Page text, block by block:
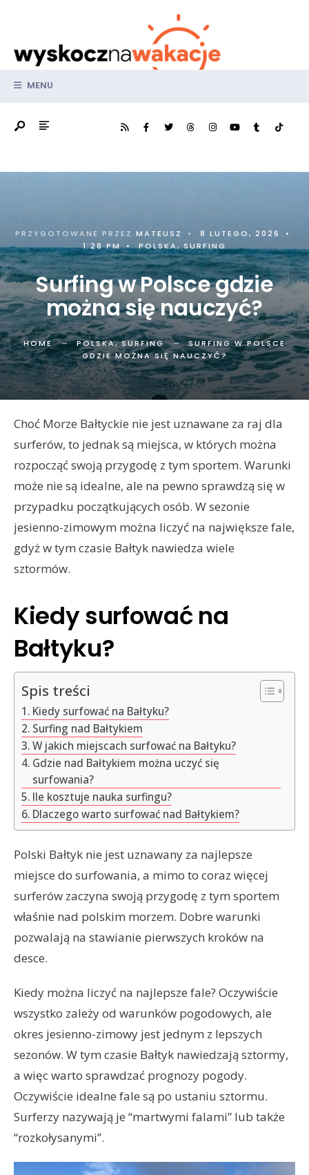
content
MENU
PRZYGOTOWANE PRZEZ MATEUSZ • 8 LUTEGO, 2026
•
1:28 PM • POLSKA,SURFING
Surfing w Polsce gdzie
można się nauczyć?
HOME POLSKA,SURFING
SURFING W POLSCE
GDZIE MOŻNA SIĘ NAUCZYĆ?
Choć Morze Bałtyckie nie jest uznawane za raj dla
surferów, to jednak są miejsca, w których można
rozpocząć swoją przygodę z tym sportem. Warunki
może nie są idealne, ale na pewno sprawdzą się w
przypadku początkujących osób. W sezonie
jesienno-zimowym można liczyć na największe fale,
gdyż w tym czasie Bałtyk nawiedza wiele
sztormów.
Kiedy surfować na
Bałtyku?
Spis treści
Kiedy surfować na Bałtyku?
Surfing nad Bałtykiem
W jakich miejscach surfować na Bałtyku?
Gdzie nad Bałtykiem można uczyć się
surfowania?
Ile kosztuje nauka surfingu?
Dlaczego warto surfować nad Bałtykiem?
Polski Bałtyk nie jest uznawany za najlepsze
miejsce do surfowania, a mimo to coraz więcej
surferów zaczyna swoją przygodę z tym sportem
właśnie nad polskim morzem. Dobre warunki
pozwalają na stawianie pierwszych kroków na
desce.
Kiedy można liczyć na najlepsze fale? Oczywiście
wszystko zależy od warunków pogodowych, ale
okres jesienno-zimowy jest jednym z lepszych
sezonów. W tym czasie Bałtyk nawiedzają sztormy,
a więc warto sprawdzać prognozy pogody.
Oczywiście idealne fale są po ustaniu sztormu.
Surferzy nazywają je “martwymi falami” lub także
“rozkołysanymi”.